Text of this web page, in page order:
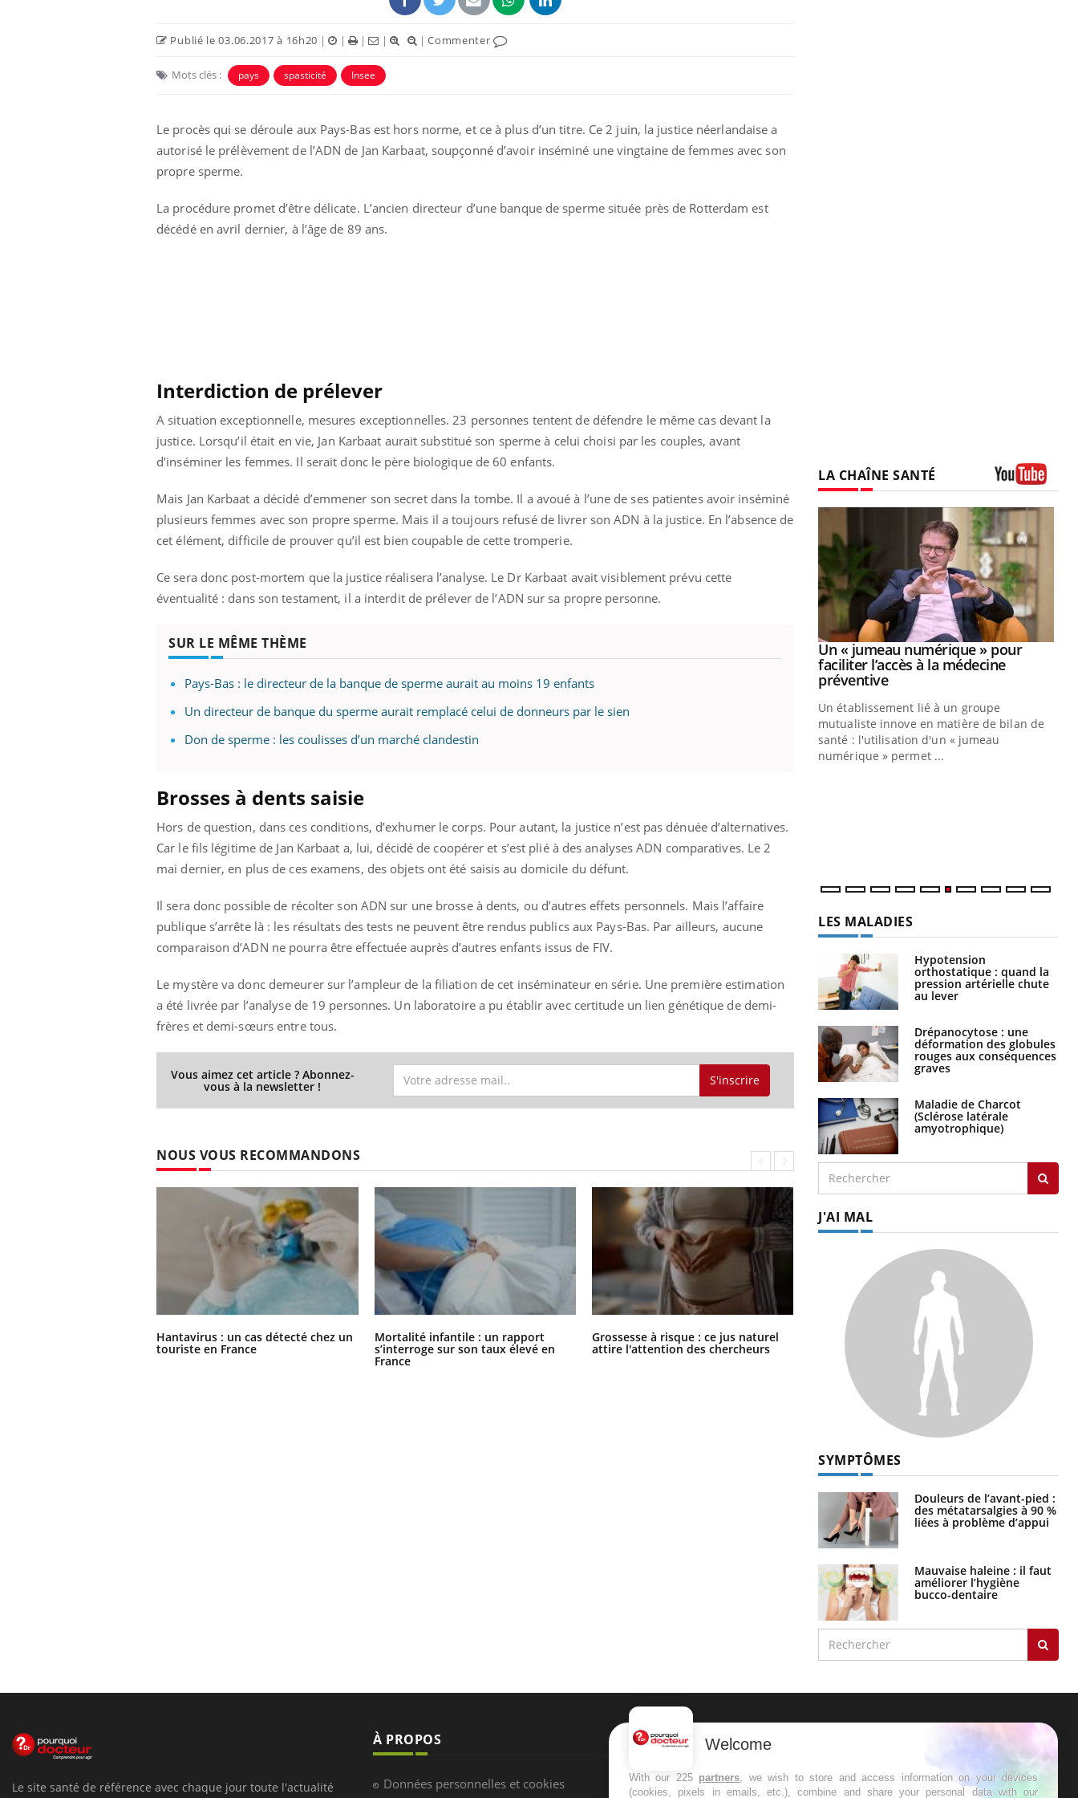
Publié le 03.06.2017 à 16h20 | | | | |Commenter
Mots clés : pays spasticité Insee
Le procès qui se déroule aux Pays-Bas est hors norme, et ce à plus d’un titre. Ce 2 juin, la justice néerlandaise a
autorisé le prélèvement de l’ADN de Jan Karbaat, soupçonné d’avoir inséminé une vingtaine de femmes avec son
propre sperme.
La procédure promet d’être délicate. L’ancien directeur d’une banque de sperme située près de Rotterdam est
décédé en avril dernier, à l’âge de 89 ans.
Interdiction de prélever
A situation exceptionnelle, mesures exceptionnelles. 23 personnes tentent de défendre le même cas devant la
justice. Lorsqu’il était en vie, Jan Karbaat aurait substitué son sperme à celui choisi par les couples, avant
d’inséminer les femmes. Il serait donc le père biologique de 60 enfants.
Mais Jan Karbaat a décidé d’emmener son secret dans la tombe. Il a avoué à l’une de ses patientes avoir inséminé
plusieurs femmes avec son propre sperme. Mais il a toujours refusé de livrer son ADN à la justice. En l’absence de
cet élément, difficile de prouver qu’il est bien coupable de cette tromperie.
Ce sera donc post-mortem que la justice réalisera l’analyse. Le Dr Karbaat avait visiblement prévu cette
éventualité : dans son testament, il a interdit de prélever de l’ADN sur sa propre personne.
SUR LE MÊME THÈME
Pays-Bas : le directeur de la banque de sperme aurait au moins 19 enfants
Un directeur de banque du sperme aurait remplacé celui de donneurs par le sien
Don de sperme : les coulisses d’un marché clandestin
Brosses à dents saisie
Hors de question, dans ces conditions, d’exhumer le corps. Pour autant, la justice n’est pas dénuée d’alternatives.
Car le fils légitime de Jan Karbaat a, lui, décidé de coopérer et s’est plié à des analyses ADN comparatives. Le 2
mai dernier, en plus de ces examens, des objets ont été saisis au domicile du défunt.
Il sera donc possible de récolter son ADN sur une brosse à dents, ou d’autres effets personnels. Mais l’affaire
publique s’arrête là : les résultats des tests ne peuvent être rendus publics aux Pays-Bas. Par ailleurs, aucune
comparaison d’ADN ne pourra être effectuée auprès d’autres enfants issus de FIV.
Le mystère va donc demeurer sur l’ampleur de la filiation de cet inséminateur en série. Une première estimation
a été livrée par l’analyse de 19 personnes. Un laboratoire a pu établir avec certitude un lien génétique de demi-
frères et demi-sœurs entre tous.
Vous aimez cet article ? Abonnez-
vous à la newsletter ! S'inscrire
NOUS VOUS RECOMMANDONS
Hantavirus : un cas détecté chez un
touriste en France
Mortalité infantile : un rapport
s’interroge sur son taux élevé en
France
Grossesse à risque : ce jus naturel
attire l'attention des chercheurs
Comment oublier les écrans en
LA CHAÎNE SANTÉ
Insuline & Charge mentale : et si on
osait en parler??Youtube
En 2026, l'insuline dans le diabète de type 2
reste entourée d'idées reçues chez les
préparer pour l’été !Youtube
L'été arrive… et avec lui, un tout nouveau
rythme de vie ! Vacances, plage, piscine,
sont ...
Le Ramadan approche, et, pour de
diabète, c'est une période de questions, de
Youtube
Un « jumeau numérique » pour
faciliter l’accès à la médecine
préventiveYoutube
Un établissement lié à un groupe
mutualiste innove en matière de bilan de
santé : l'utilisation d'un « jumeau
numérique » permet ...
LES MALADIES
Hypotension
orthostatique : quand la
pression artérielle chute
au lever
Drépanocytose : une
déformation des globules
rouges aux conséquences
graves
Maladie de Charcot
(Sclérose latérale
amyotrophique)
J'AI MAL
SYMPTÔMES
Douleurs de l’avant-pied :
des métatarsalgies à 90 %
liées à problème d’appui
Mauvaise haleine : il faut
améliorer l’hygiène
bucco-dentaire
Le site santé de référence avec chaque jour toute l'actualité
À PROPOS
Données personnelles et cookies
NEWSLETTER
Recevez toutes les semaines les meilleures
infos santé
Welcome
With our 225 partners, we wish to store and access information on your devices
(cookies, pixels in emails, etc.), combine and share your personal data with our